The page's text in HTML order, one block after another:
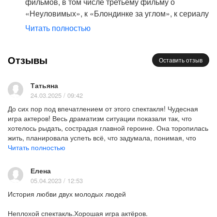
Уфимцева
Ассистент режиссера – Алексей Телеш
Спектакль ведет Татьяна Романовская.
«Неуловимых», к «Блондинке за углом», к сериалу
«Братья Карамазовы». Но его театральные пьесы
пьесы «Счастье мое» - она стала не менее
войны. Именно эта мелодия сопровождает героев
спектакля театра «На Литейном», то разжигая их
чувства, то губя их на корню. Билеты на спектакль
«Счастье мое» наверняка купят те, кто любит
лиричные, мелодраматичные спектакли с не
всегда радостным, но очень жизненным
«открытым» финалом.
Странная встреча двух совершенно разных людей
— матроса Семена и обычной школьной
учительницы Виктории — может показаться
сначала незначительным эпизодом в их судьбах.
Семену нужно где-то переночевать, к тому же он
Читать полностью
Отзывы Оставить отзыв
Татьяна
24.03.2025 / 09:42
До сих пор под впечатлением от этого спектакля! Чудесная
игра актеров! Весь драматизм ситуации показали так, что
хотелось рыдать, сострадая главной героине. Она торопилась
жить, планировала успеть всё, что задумала, понимая, что
времени у нее мало. Спектакль смотрится на одном дыхании!
Читать полностью
Елена
05.04.2023 / 12:53
История любви двух молодых людей
Неплохой спектакль.Хорошая игра актёров.